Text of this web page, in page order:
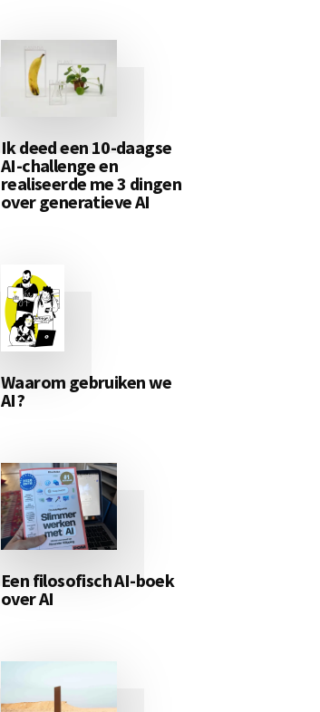
Ik deed een 10-daagse
AI-challenge en
realiseerde me 3 dingen
over generatieve AI
Waarom gebruiken we
AI?
Een filosofisch AI-boek
over AI